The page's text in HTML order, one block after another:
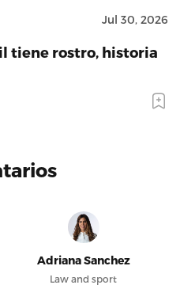
Jul 30, 2026
tiene rostro, historia
Adriana Sanchez
Law and sport